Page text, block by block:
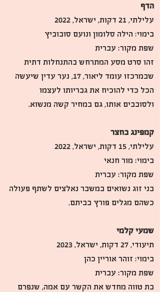
הדף
עלילתי, 21 דקות, ישראל, 2022
בימוי: הילה סלומון ונועם סובוביץ
שפת מקור: עברית
זהו סרט מסע המתרחש בהתנחלות דתית
שבמרכזו עומד ליאור, 17, נער עדין שיעשה
הכל כדי להוכיח את גבריותו לעצמו
ולסובבים אותו, גם במחיר קשה מנשוא.
קמפינג בחצר
עלילתי, 15 דקות, ישראל, 2022
בימוי: מור חנאי
שפת מקור: עברית
בני זוג נשואים במשבר נאלצים לשתף פעולה
כשהם מגלים פורץ בביתם.
שמעי קלמי
תיעודי, 27 דקות, ישראל, 2023
בימוי: זוהר אוריין כהן
שפת מקור: עברית
בת טווה מחדש את הקשר עם אמה, שנפרם